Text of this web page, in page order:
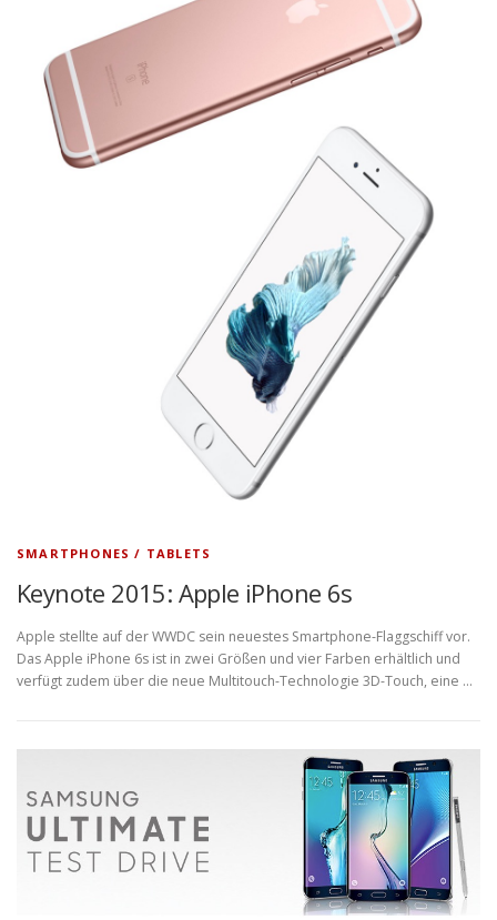
SMARTPHONES / TABLETS
Keynote 2015: Apple iPhone 6s
Apple stellte auf der WWDC sein neuestes Smartphone-Flaggschiff vor.
Das Apple iPhone 6s ist in zwei Größen und vier Farben erhältlich und
verfügt zudem über die neue Multitouch-Technologie 3D-Touch, eine …